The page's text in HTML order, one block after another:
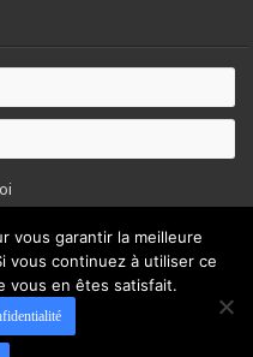
vous garantir la meilleure
vous continuez à utiliser ce
vous en êtes satisfait.